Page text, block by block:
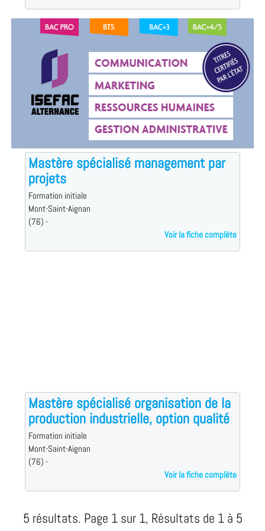
Mastère spécialisé management par
projets
Formation initiale
Mont-Saint-Aignan
(76) -
Voir la fiche complète
Mastère spécialisé organisation de la
production industrielle, option qualité
Formation initiale
Mont-Saint-Aignan
(76) -
Voir la fiche complète
5 résultats. Page 1 sur 1, Résultats de 1 à 5